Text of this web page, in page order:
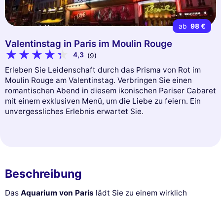
ab 98 €
Valentinstag in Paris im Moulin Rouge
4,3 (9)
Erleben Sie Leidenschaft durch das Prisma von Rot im
Moulin Rouge am Valentinstag. Verbringen Sie einen
romantischen Abend in diesem ikonischen Pariser Cabaret
mit einem exklusiven Menü, um die Liebe zu feiern. Ein
unvergessliches Erlebnis erwartet Sie.
Beschreibung
Das Aquarium von Paris lädt Sie zu einem wirklich